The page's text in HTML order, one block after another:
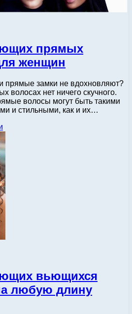
прямых
женщин
прямые замки не вдохновляют?
волосах нет ничего скучного.
волосы могут быть такими
и стильными, как и их…
вьющихся
любую длину